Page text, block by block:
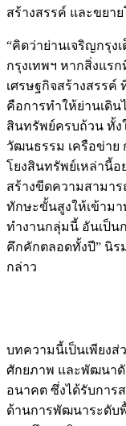
สร้างสรรค์ และขยา
“คิดว่าย่านเจริญกรุง
กรุงเทพฯ หากสิ่งแร
เศรษฐกิจสร้างสรรค์
คือการทำให้ย่านเดิน
สินทรัพย์ครบถ้วน ทั้ง
วัฒนธรรม เครือข่าย
โยงสินทรัพย์เหล่านี้อ
สร้างขีดความสามา
ทักษะขั้นสูงให้เข้ามา
ทำงานกลุ่มนี้ อันเป็น
คึกคักตลอดทั้งปี” นิร
กล่าว
บทความนี้เป็นเพียง
ศักยภาพ และพัฒนาดั
อนาคต ซึ่งได้รับการ
ด้านการพัฒนาระดับ